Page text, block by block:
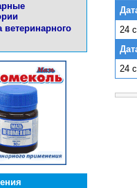
ветеринарного
24
24